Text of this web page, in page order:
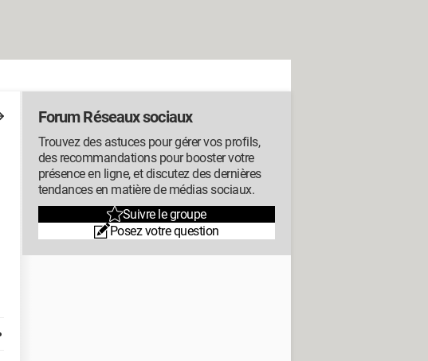
Forum Réseaux sociaux
Trouvez des astuces pour gérer vos profils,
des recommandations pour booster votre
présence en ligne, et discutez des dernières
tendances en matière de médias sociaux.
Suivre le groupe
Posez votre question